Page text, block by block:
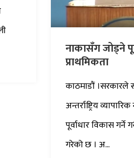
नाकासँग जोड्ने
प्राथमिकता
काठमाडौं ।सरकारले
अन्तर्राष्ट्रिय
पूर्वाधार विकास
गरेको छ । अ...